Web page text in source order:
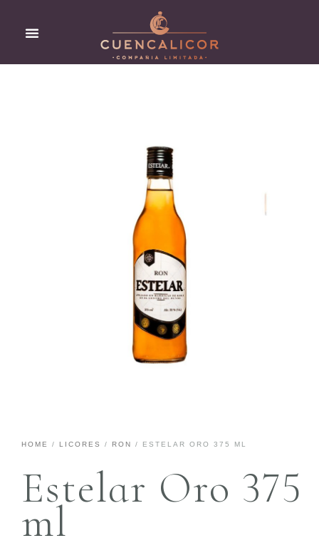
HOME / LICORES / RON / ESTELAR ORO 375 ML
Estelar Oro 375
ml